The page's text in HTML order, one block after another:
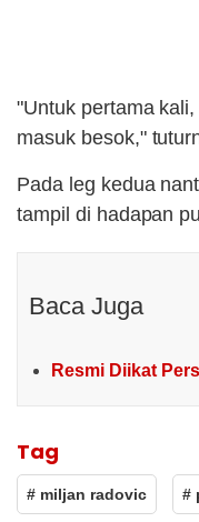
"Untuk pertama
masuk besok,"
Pada leg kedua
tampil di hadapan
Baca Juga
Resmi Diikat
Tag
# miljan radovic #